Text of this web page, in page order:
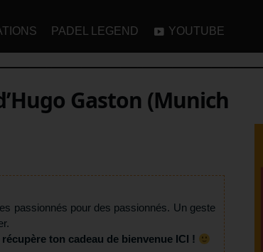
PADEL LEGEND YOUTUBE
Gaston (Munich
passionnés pour des passionnés. Un geste
ton cadeau de bienvenue ICI !